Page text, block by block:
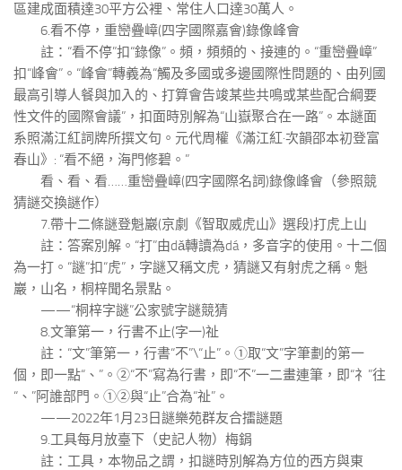
區建成面積達30平方公裡、常住人口達30萬人。
6.看不停，重巒疊嶂(四字國際嘉會)錄像峰會
註：“看不停”扣“錄像”。頻，頻頻的、接連的。“重巒疊嶂”
扣“峰會”。“峰會”轉義為“觸及多國或多邊國際性問題的、由列國
最高引導人餐與加入的、打算會告竣某些共鳴或某些配合綱要
性文件的國際會議”，扣面時別解為“山嶽聚合在一路”。本謎面
系照滿江紅詞牌所撰文句。元代周權《滿江紅·次韻邵本初登富
春山》: “看不絕，海門修碧。”
看、看、看……重巒疊嶂(四字國際名詞)錄像峰會（參照競
猜謎交換謎作）
7.帶十二條謎登魁巖(京劇《智取威虎山》選段)打虎上山
註：答案別解。“打”由dǎ轉讀為dá，多音字的使用。十二個
為一打。“謎”扣“虎”，字謎又稱文虎，猜謎又有射虎之稱。魁
巖，山名，桐梓聞名景點。
——“桐梓字謎”公家號字謎競猜
8.文筆第一，行書不止(字一)祉
註：“文”筆第一，行書“不”\“止”。①取“文”字筆劃的第一
個，即一點“、”。②“不”寫為行書，即“不”一二畫連筆，即“礻”往
“、”阿誰部門。①②與“止”合為“祉”。
——2022年1月23日謎樂苑群友合擂謎題
9.工具每月放臺下（史記人物）梅鋗
註：工具，本物品之謂，扣謎時別解為方位的西方與東